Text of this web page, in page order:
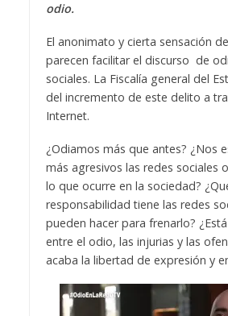
odio.
El anonimato y cierta sensación
parecen facilitar el discurso de
sociales. La Fiscalía general del
del incremento de este delito a
Internet.
¿Odiamos más que antes? ¿Nos
más agresivos las redes sociales
lo que ocurre en la sociedad?
responsabilidad tiene las redes
pueden hacer para frenarlo?
entre el odio, las injurias y las
acaba la libertad de expresión y